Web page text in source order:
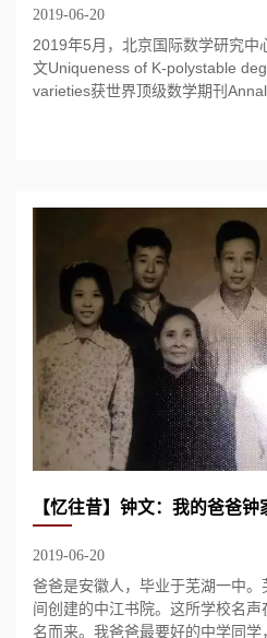
2019-06-20
2019年5月，北京国际数学研究中
文Uniqueness of K-polystable
varieties获世界顶级数学期刊
【忆往昔】钟文：我的爸爸钟
2019-06-20
爸爸是安徽人，毕业于芜湖一中
间创建的中江书院。这所学校名
名而来。我爸爸最要好的中学同学